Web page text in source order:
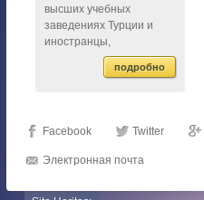
высших учебных
заведениях Турции и
иностранцы,
проходящие обучение в
начальных и средних
подробно
Facebook Twitter
Электронная почта